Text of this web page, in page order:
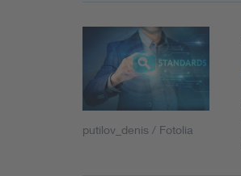
putilov_denis / Fotolia